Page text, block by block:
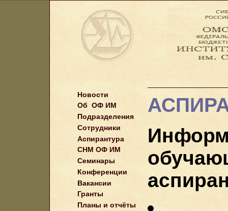
Новости
Об ОФ ИМ
Подразделения
Сотрудники
Аспирантура
СНМ ОФ ИМ
Семинары
Конференции
Вакансии
Гранты
Планы и отчёты